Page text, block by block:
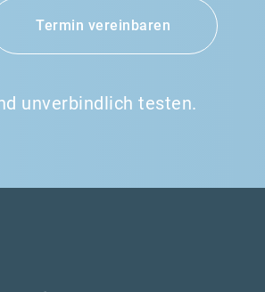
Termin vereinbaren
unverbindlich testen.